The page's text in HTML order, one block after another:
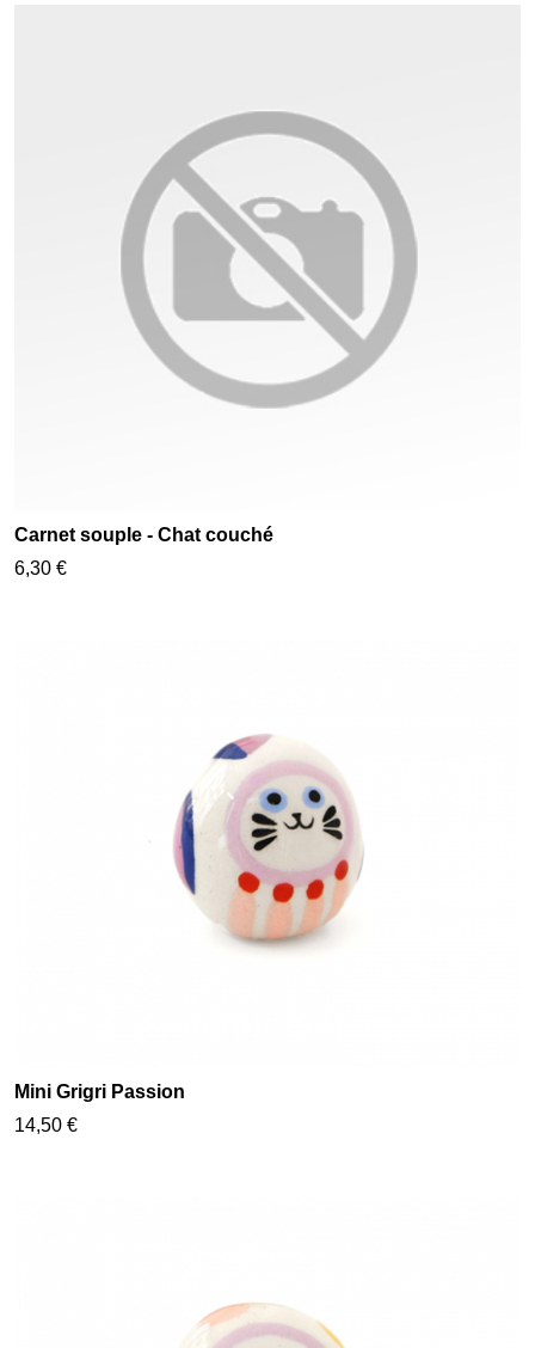
Carnet souple - Chat couché
6,30 €
Mini Grigri Passion
14,50 €